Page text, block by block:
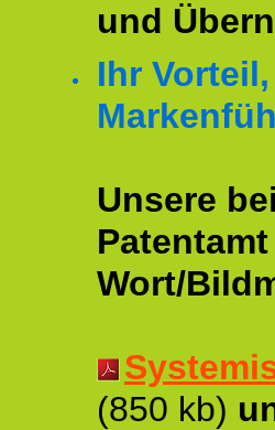
und
Ihr
Unsere
Wort/
(850 kb)